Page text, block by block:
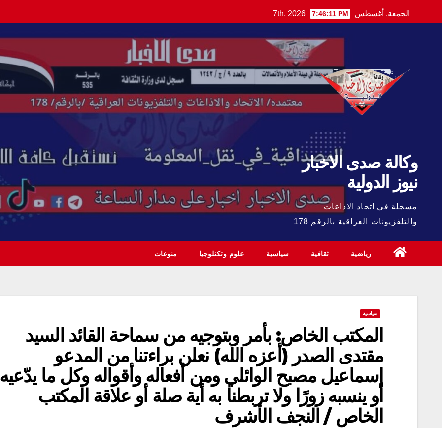
to
الجمعة. أغسطس 7th, 2026 7:46:12 PM
وكالة صدى الاخبار
نيوز الدولية
مسجلة في اتحاد الاذاعات
والتلفزيونات العراقية بالرقم 178
رياضية ثقافية سياسية علوم وتكنلوجيا منوعات
سياسية
المكتب الخاص: بأمر وبتوجيه من سماحة القائد السيد
مقتدى الصدر (أعزه الله) نعلن براءتنا من المدعو
إسماعيل مصبح الوائلي ومن أفعاله وأقواله وكل ما يدّعيه
أو ينسبه زورًا ولا تربطنا به أية صلة أو علاقة المكتب
الخاص / النجف الأشرف